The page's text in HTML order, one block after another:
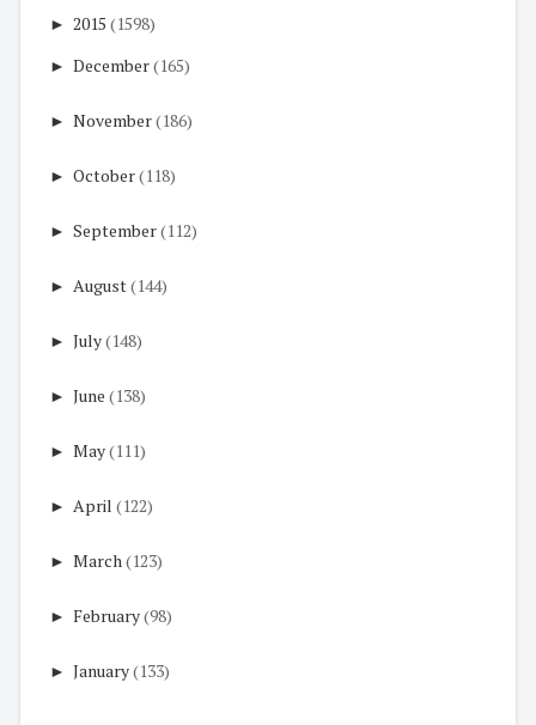
► 2015 (1598)
► December(165)
► November(186)
► October(118)
► September(112)
► August(144)
► July(148)
► June (138)
► May(111)
► April (122)
► March(123)
► February(98)
► January(133)